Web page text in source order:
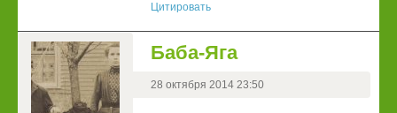
Цитировать
Баба-Яга
28 октября 2014 23:50